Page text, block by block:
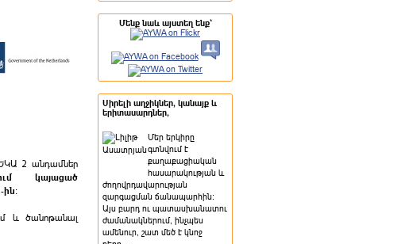
2 անդամներ
կայացած
ին։
և ծանոթանալ
Մենք նաև այստեղ ենք`
Սիրելի աղջիկներ, կանայք և
երիտասարդներ,
Մեր երկիրը
գտնվում է
քաղաքացիական
հասարակության և
ժողովրդավարության
զարգացման ճանապարհին:
Այս բարդ ու պատասխանատու
ժամանակներում, ինչպես
ամենուր, շատ մեծ է կնոջ